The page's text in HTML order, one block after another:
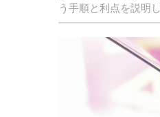
う手順と利点を説明